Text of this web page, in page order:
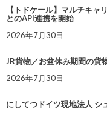
【トドケール】マルチキ
とのAPI連携を開始
2026年7月30日
JR貨物／お盆休み期間の貨
2026年7月30日
にしてつドイツ現地法人 シ